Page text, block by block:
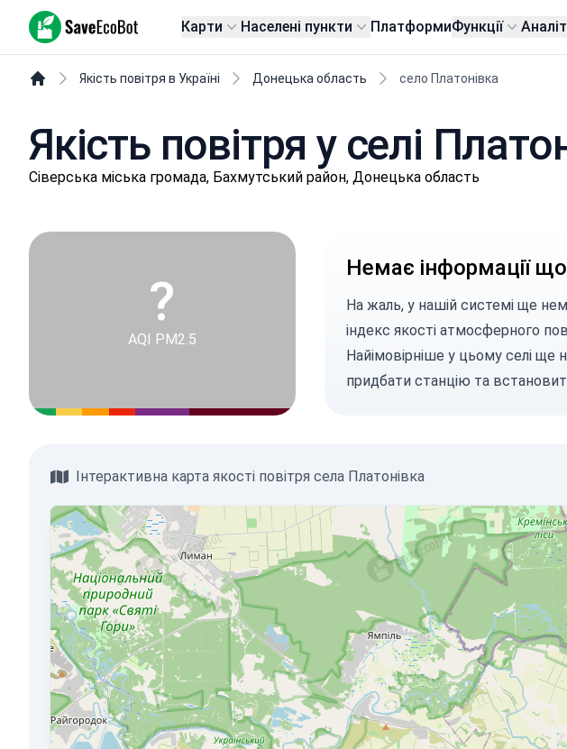
SaveEcoBot Карти Населені пункти ПлатформиФункції
Якість повітря в Україні Донецька область село Платонівка
Якість повітря у селі
Сівepськa міська громада, Бахмутський район, Донецька область
?
AQI PM2.5
Немає інформації
На жаль, у нашій системі ще
індекс якості атмосферного
Найімовірніше у цьому селі ще
придбати станцію та
Інтерактивна карта якості повітря села Платонівка